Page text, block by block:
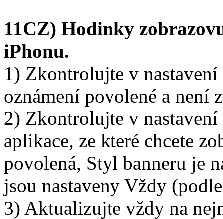
11CZ) Hodinky
iPhonu.
1) Zkontrolujte v
oznámení povolené a není
2) Zkontrolujte v
aplikace, ze které chcete
povolená, Styl banneru je
jsou nastaveny Vždy
3) Aktualizujte vždy na